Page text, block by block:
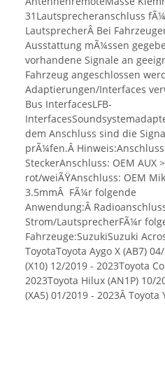
31Lautsprecheranschluss
LautsprecherÂ Bei
Ausstattung mÃ¼ssen
vorhandene Signale an
Fahrzeug angeschlossen
Adaptierungen/Interfaces
Bus InterfacesLFB-
dem Anschluss sind die
prÃ¼fen.Â
SteckerAnschluss: OEM AUX
rot/weiÃŸAnschluss: OEM
3.5mmÂ FÃ¼r folgende
Anwendung:Â
Strom/LautsprecherFÃ¼r
Fahrzeuge:SuzukiSuzuki
ToyotaToyota Aygo X (AB7)
(X10) 12/2019 - 2023Toyota
2023Toyota Hilux (AN1P) 10/
(XA5) 01/2019 - 2023Â Toyota